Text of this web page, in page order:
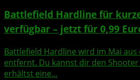
Battlefield Hardline für
verfügbar – jetzt für 0,99
Battlefield Hardline wird im Mai aus
entfernt. Du kannst dir den
erhältst eine...